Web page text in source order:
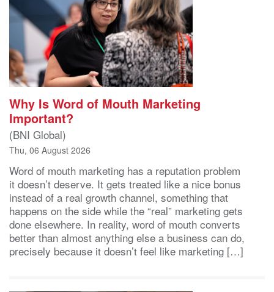
Why Is Word of Mouth Marketing
Important?
(BNI Global)
Thu, 06 August 2026
Word of mouth marketing has a reputation problem
it doesn’t deserve. It gets treated like a nice bonus
instead of a real growth channel, something that
happens on the side while the “real” marketing gets
done elsewhere. In reality, word of mouth converts
better than almost anything else a business can do,
precisely because it doesn’t feel like marketing […]